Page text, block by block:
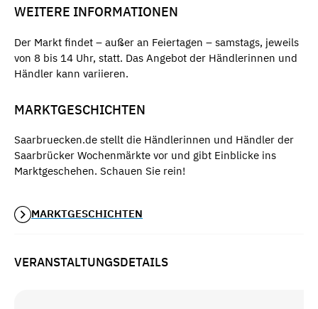
WEITERE INFORMATIONEN
Der Markt findet – außer an Feiertagen – samstags, jeweils
von 8 bis 14 Uhr, statt. Das Angebot der Händlerinnen und
Händler kann variieren.
MARKTGESCHICHTEN
Saarbruecken.de stellt die Händlerinnen und Händler der
Saarbrücker Wochenmärkte vor und gibt Einblicke ins
Marktgeschehen. Schauen Sie rein!
MARKTGESCHICHTEN
VERANSTALTUNGSDETAILS